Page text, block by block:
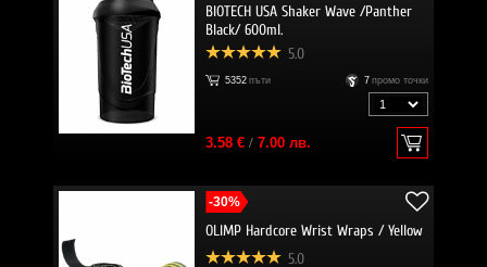
BIOTECH USA Shaker Wave /Panther
Black/ 600ml.
5.0
5352 пъти 7 промо точки
3.58 €/ 7.00 лв.
-30%
OLIMP Hardcore Wrist Wraps / Yellow
5.0